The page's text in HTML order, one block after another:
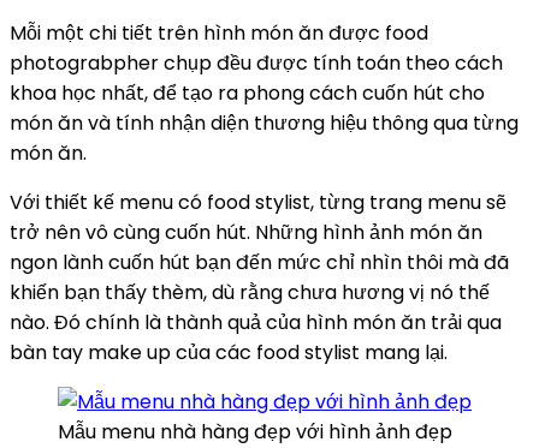
Mỗi một chi tiết trên hình món ăn được food
photograbpher chụp đều được tính toán theo cách
khoa học nhất, để tạo ra phong cách cuốn hút cho
món ăn và tính nhận diện thương hiệu thông qua từng
món ăn.
Với thiết kế menu có food stylist, từng trang menu sẽ
trở nên vô cùng cuốn hút. Những hình ảnh món ăn
ngon lành cuốn hút bạn đến mức chỉ nhìn thôi mà đã
khiến bạn thấy thèm, dù rằng chưa hương vị nó thế
nào. Đó chính là thành quả của hình món ăn trải qua
bàn tay make up của các food stylist mang lại.
Mẫu menu nhà hàng đẹp với hình ảnh đẹp